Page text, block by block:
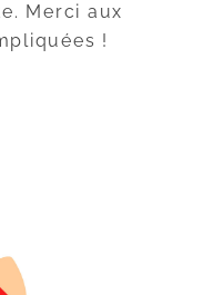
Merci aux
!